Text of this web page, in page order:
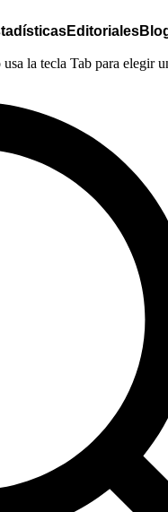
Editoriales
la tecla Tab para elegir